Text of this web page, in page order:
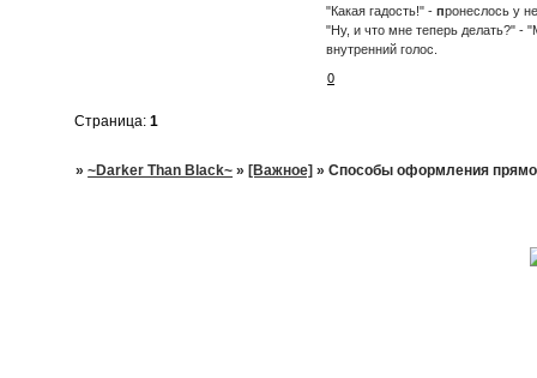
"Какая гадость!" -пронеслось у
"Ну, и что мне теперь делать?" -
внутренний голос.
0
Страница:1
»~Darker Than Black~ » [Важное] »Способы оформления